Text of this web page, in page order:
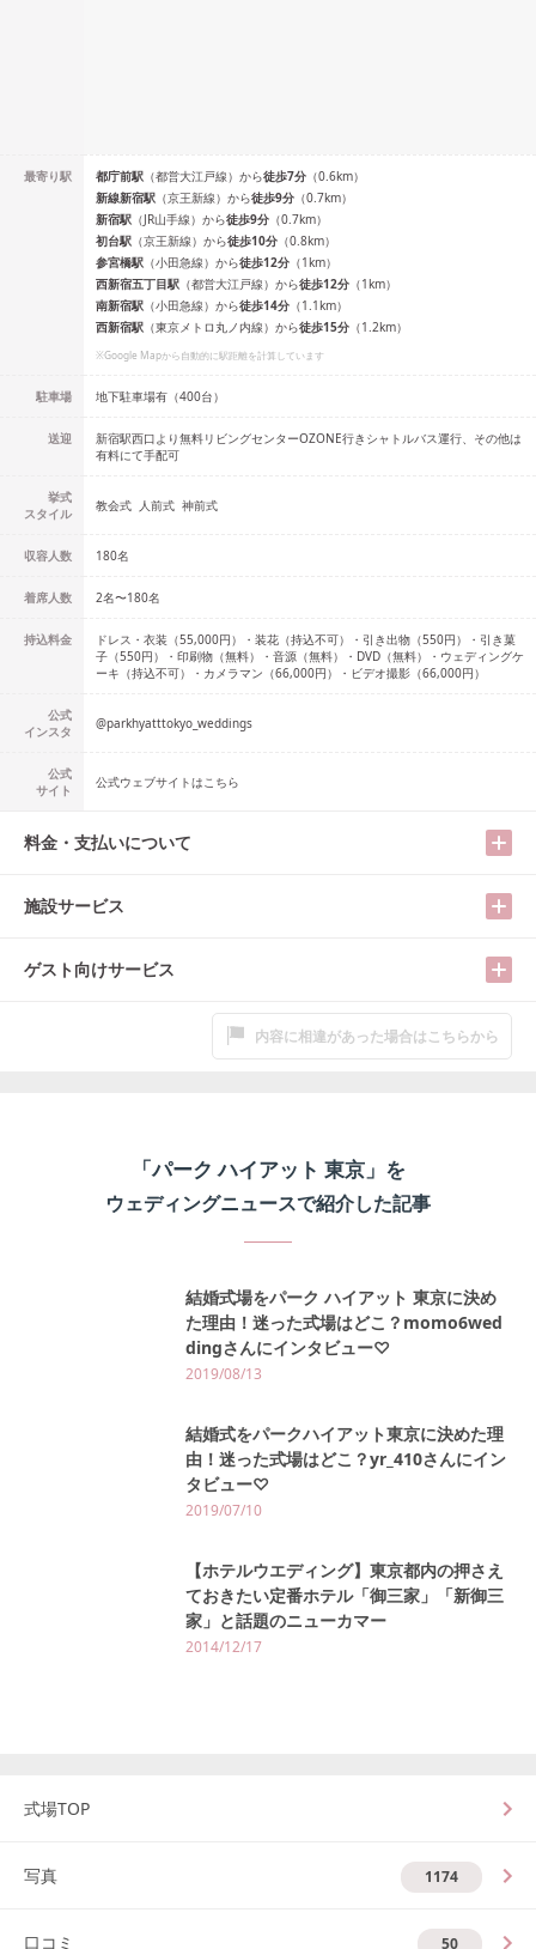
最寄り駅 都庁前駅 （都営大江戸線） から徒歩7分 （0.6km）
新線新宿駅 （京王新線） から徒歩9分 （0.7km）
新宿駅 （JR山手線） から徒歩9分 （0.7km）
初台駅 （京王新線） から徒歩10分 （0.8km）
参宮橋駅 （小田急線） から徒歩12分 （1km）
西新宿五丁目駅 （都営大江戸線） から徒歩12分 （1km）
南新宿駅 （小田急線） から徒歩14分 （1.1km）
西新宿駅 （東京メトロ丸ノ内線） から徒歩15分 （1.2km）
※Google Mapから自動的に駅距離を計算しています
駐車場 地下駐車場有（400台）
送迎
新宿駅西口より無料リビングセンターOZONE行きシャトルバス運行、その他は
有料にて手配可
挙式
スタイル
教会式 人前式 神前式
収容人数 180名
着席人数 2名〜180名
持込料金
ドレス・衣装（55,000円）・装花（持込不可）・引き出物（550円）・引き菓
子（550円）・印刷物（無料）・音源（無料）・DVD（無料）・ウェディングケ
ーキ（持込不可）・カメラマン（66,000円）・ビデオ撮影（66,000円）
公式
インスタ
@parkhyatttokyo_weddings
公式
サイト
公式ウェブサイトはこちら
料金・支払いについて
施設サービス
ゲスト向けサービス
内容に相違があった場合はこちらから
「パーク ハイアット 東京」を
ウェディングニュースで紹介した記事
結婚式場をパーク ハイアット 東京に決め
た理由！迷った式場はどこ？momo6wed
dingさんにインタビュー♡
2019/08/13
結婚式をパークハイアット東京に決めた理
由！迷った式場はどこ？yr_410さんにイン
タビュー♡
2019/07/10
【ホテルウエディング】東京都内の押さえ
ておきたい定番ホテル「御三家」「新御三
家」と話題のニューカマー
2014/12/17
式場TOP
写真 1174
口コミ 50